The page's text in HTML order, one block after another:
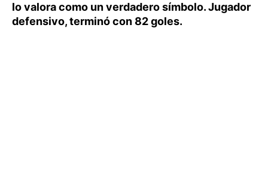
lo valora como un verdadero símbolo. Jugador
defensivo, terminó con 82 goles.